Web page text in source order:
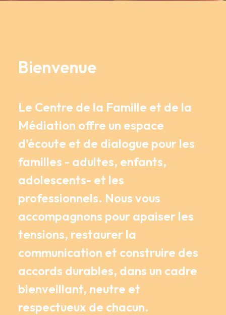
Bienvenue
Le Centre de la Famille et de la
Médiation offre un espace
d’écoute et de dialogue pour les
familles - adultes, enfants,
adolescents- et les
professionnels. Nous vous
accompagnons pour apaiser les
tensions, restaurer la
communication et construire des
accords durables, dans un cadre
bienveillant, neutre et
respectueux de chacun.